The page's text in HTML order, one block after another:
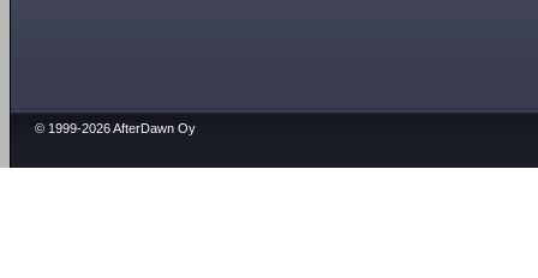
© 1999-2026 AfterDawn Oy